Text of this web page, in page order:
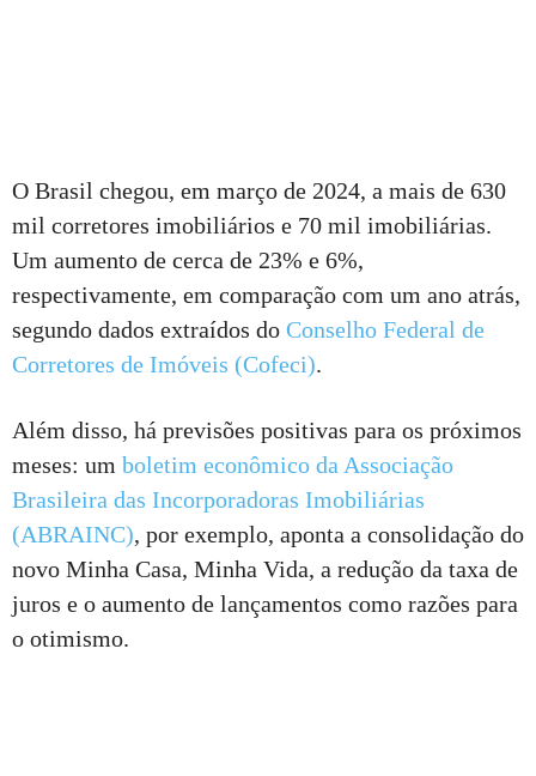
O Brasil chegou, em março de 2024, a mais de 630
mil corretores imobiliários e 70 mil imobiliárias.
Um aumento de cerca de 23% e 6%,
respectivamente, em comparação com um ano atrás,
segundo dados extraídos do Conselho Federal de
Corretores de Imóveis (Cofeci).
Além disso, há previsões positivas para os próximos
meses: um boletim econômico da Associação
Brasileira das Incorporadoras Imobiliárias
(ABRAINC), por exemplo, aponta a consolidação do
novo Minha Casa, Minha Vida, a redução da taxa de
juros e o aumento de lançamentos como razões para
o otimismo.